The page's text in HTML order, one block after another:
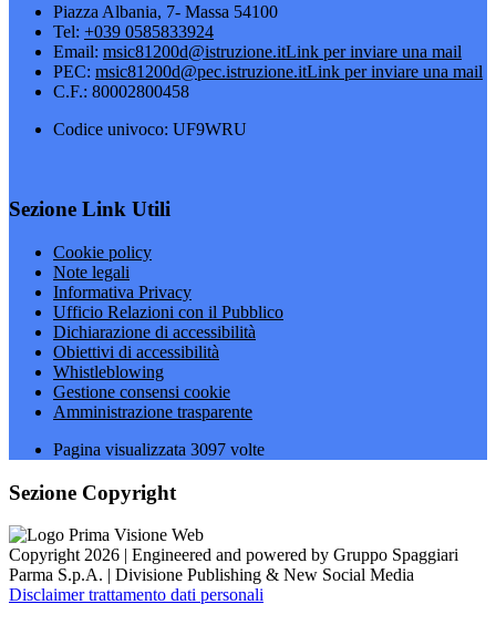
Piazza Albania, 7- Massa 54100
Tel: +039 0585833924
Email: msic81200d@istruzione.itLink per inviare una mail
PEC: msic81200d@pec.istruzione.itLink per inviare una mail
C.F.: 80002800458
Codice univoco: UF9WRU
Sezione Link Utili
Cookie policy
Note legali
Informativa Privacy
Ufficio Relazioni con il Pubblico
Dichiarazione di accessibilità
Obiettivi di accessibilità
Whistleblowing
Gestione consensi cookie
Amministrazione trasparente
Pagina visualizzata 3097 volte
Sezione Copyright
Copyright 2026 | Engineered and powered by Gruppo Spaggiari
Parma S.p.A. | Divisione Publishing & New Social Media
Disclaimer trattamento dati personali